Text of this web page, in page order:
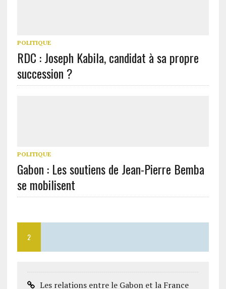
POLITIQUE
RDC : Joseph Kabila, candidat à sa propre
succession ?
POLITIQUE
Gabon : Les soutiens de Jean-Pierre Bemba
se mobilisent
2
Les relations entre le Gabon et la France